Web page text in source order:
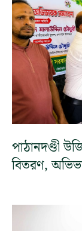
পাঠানদণ্ডী
বিতরণ,